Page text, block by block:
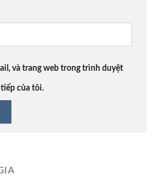
và trang web trong trình duyệt
của tôi.